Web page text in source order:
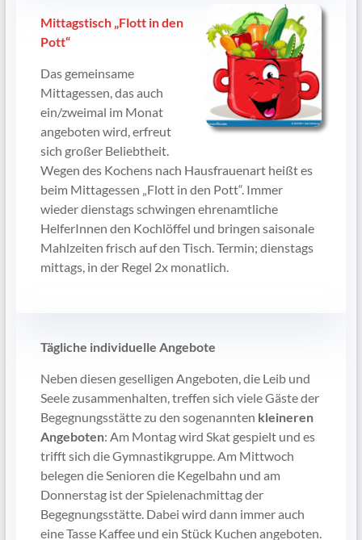
Mittagstisch „Flott in den
Pott“
Das gemeinsame
Mittagessen, das auch
ein/zweimal im Monat
angeboten wird, erfreut
sich großer Beliebtheit.
Wegen des Kochens nach Hausfrauenart heißt es
beim Mittagessen „Flott in den Pott“. Immer
wieder dienstags schwingen ehrenamtliche
HelferInnen den Kochlöffel und bringen saisonale
Mahlzeiten frisch auf den Tisch. Termin; dienstags
mittags, in der Regel 2x monatlich.
Tägliche individuelle Angebote
Neben diesen geselligen Angeboten, die Leib und
Seele zusammenhalten, treffen sich viele Gäste der
Begegnungsstätte zu den sogenannten kleineren
Angeboten: Am Montag wird Skat gespielt und es
trifft sich die Gymnastikgruppe. Am Mittwoch
belegen die Senioren die Kegelbahn und am
Donnerstag ist der Spielenachmittag der
Begegnungsstätte. Dabei wird dann immer auch
eine Tasse Kaffee und ein Stück Kuchen angeboten.